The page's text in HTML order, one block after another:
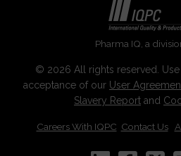
Pharma IQ, a
© 2026 All rights reserved.
acceptance of our User
Slavery Report and
Careers With IQPC Contact Us|